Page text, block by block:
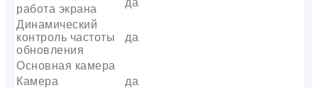
работа экрана
да
Динамический
контроль частоты
обновления
да
Основная камера
Камера
да